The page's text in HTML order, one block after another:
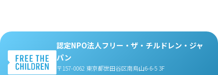
認定NPO法人フリー・ザ・チルドレン・ジャ
パン
〒157-0062 東京都世田谷区南烏山6-6-5 3F